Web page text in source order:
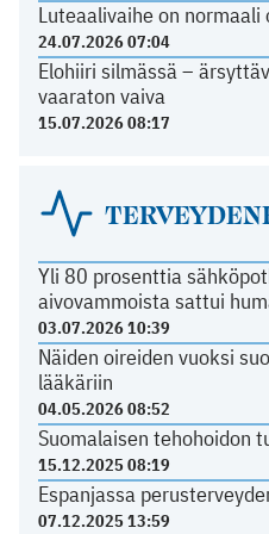
Luteaalivaihe on
24.07.2026 07:04
Elohiiri silmässä –
vaaraton vaiva
15.07.2026 08:17
Yli 80 prosenttia
aivovammoista sattui
03.07.2026 10:39
Näiden oireiden vuoksi
lääkäriin
04.05.2026 08:52
Suomalaisen tehohoidon
15.12.2025 08:19
Espanjassa
07.12.2025 13:59